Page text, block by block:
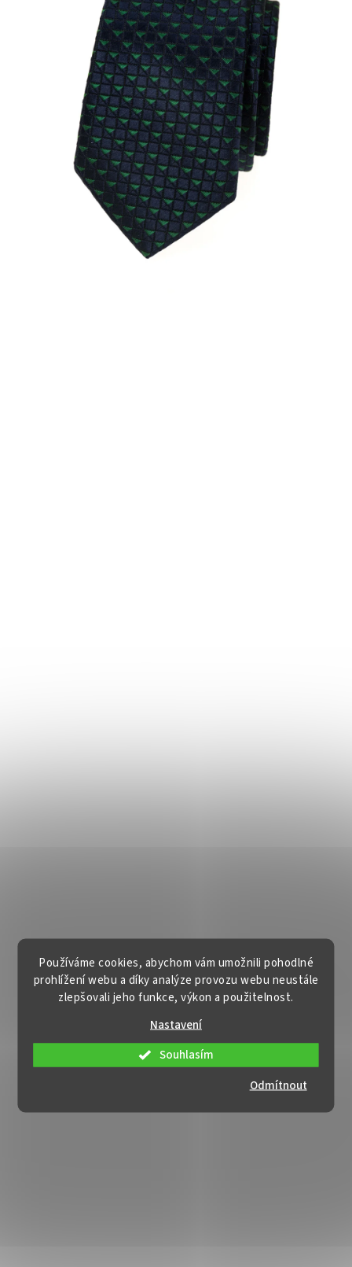
Používáme cookies, abychom vám umožnili pohodlné
prohlížení webu a díky analýze provozu webu neustále
zlepšovali jeho funkce, výkon a použitelnost.
Nastavení
Odmítnout
Souhlasím